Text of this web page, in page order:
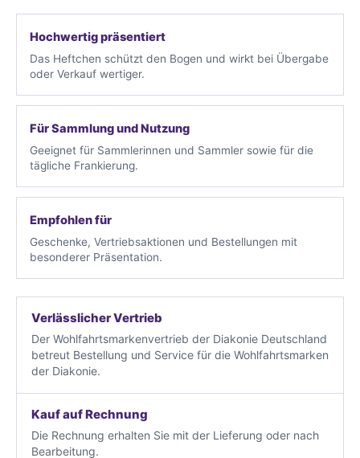
Hochwertig präsentiert
Das Heftchen schützt den Bogen und wirkt bei Übergabe
oder Verkauf wertiger.
Für Sammlung und Nutzung
Geeignet für Sammlerinnen und Sammler sowie für die
tägliche Frankierung.
Empfohlen für
Geschenke, Vertriebsaktionen und Bestellungen mit
besonderer Präsentation.
Verlässlicher Vertrieb
Der Wohlfahrtsmarkenvertrieb der Diakonie Deutschland
betreut Bestellung und Service für die Wohlfahrtsmarken
der Diakonie.
Kauf auf Rechnung
Die Rechnung erhalten Sie mit der Lieferung oder nach
Bearbeitung.